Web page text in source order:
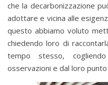
che la decarbonizzazione
adottare e vicina alle
questo abbiamo voluto
chiedendo loro di
tempo stesso,
osservazioni e dal loro punto